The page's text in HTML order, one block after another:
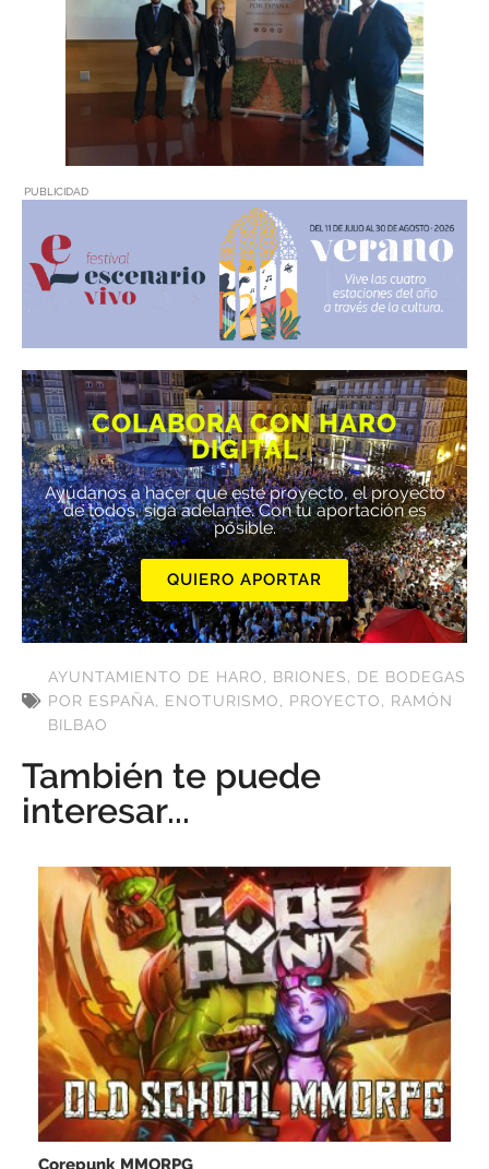
PUBLICIDAD
COLABORA CON HARO
DIGITAL
Ayúdanos a hacer que este proyecto, el proyecto
de todos, siga adelante. Con tu aportación es
posible.
QUIERO APORTAR
AYUNTAMIENTO DE HARO, BRIONES, DE BODEGAS
POR ESPAÑA, ENOTURISMO, PROYECTO, RAMÓN
BILBAO
También te puede
interesar...
Corepunk MMORPG